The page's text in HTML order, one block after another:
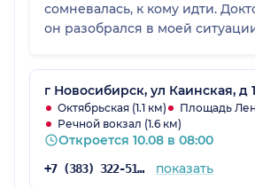
сомневалась, к кому идти.
он разобрался в моей
г Новосибирск, ул Каинская, д
Октябрьская (1.1 км)
Площадь
Речной вокзал (1.6 км)
Откроется 10.08 в 08:00
+7 (383) 322-51-13 показать